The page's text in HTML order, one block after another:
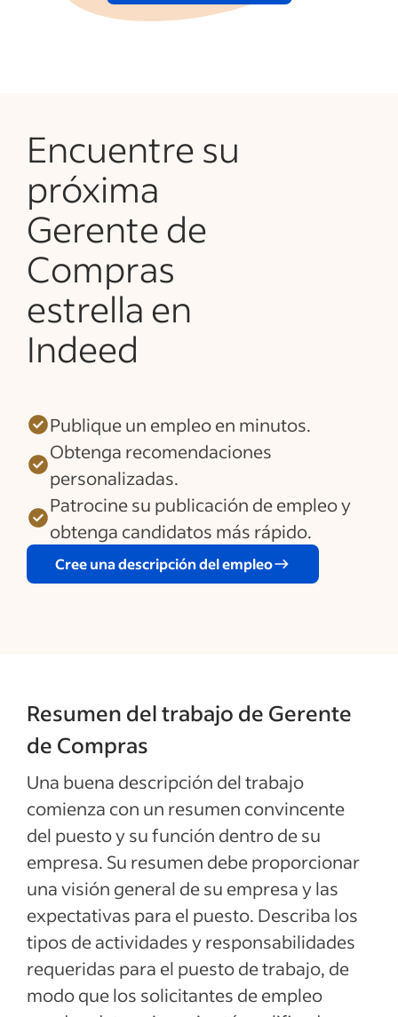
Encuentre su
próxima
Gerente de
Compras
estrella en
Indeed
Publique un empleo en minutos.
Obtenga recomendaciones
personalizadas.
Patrocine su publicación de empleo y
obtenga candidatos más rápido.
Cree una descripción del empleo
Resumen del trabajo de Gerente
de Compras
Una buena descripción del trabajo
comienza con un resumen convincente
del puesto y su función dentro de su
empresa. Su resumen debe proporcionar
una visión general de su empresa y las
expectativas para el puesto. Describa los
tipos de actividades y responsabilidades
requeridas para el puesto de trabajo, de
modo que los solicitantes de empleo